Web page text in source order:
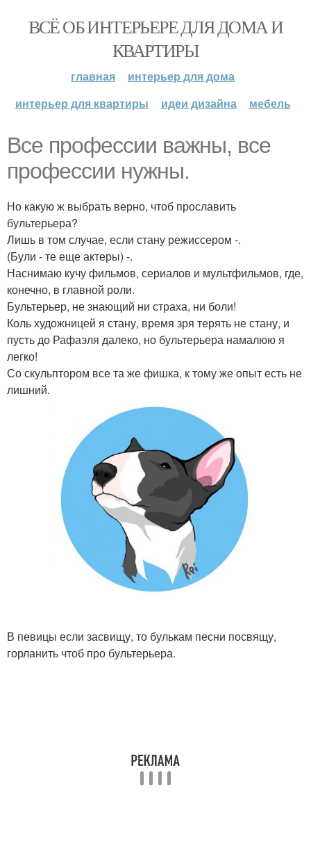
ВСЁ ОБ ИНТЕРЬЕРЕ ДЛЯ ДОМА И
КВАРТИРЫ
главная
интерьер для дома
интерьер для квартиры
идеи дизайна мебель
Все профессии важны, все
профессии нужны.
Но какую ж выбрать верно, чтоб прославить
бультерьера?
Лишь в том случае, если стану режиссером -.
(Були - те еще актеры) -.
Наснимаю кучу фильмов, сериалов и мультфильмов, где,
конечно, в главной роли.
Бультерьер, не знающий ни страха, ни боли!
Коль художницей я стану, время зря терять не стану, и
пусть до Рафаэля далеко, но бультерьера намалюю я
легко!
Со скульптором все та же фишка, к тому же опыт есть не
лишний.
В певицы если засвищу, то булькам песни посвящу,
горланить чтоб про бультерьера.